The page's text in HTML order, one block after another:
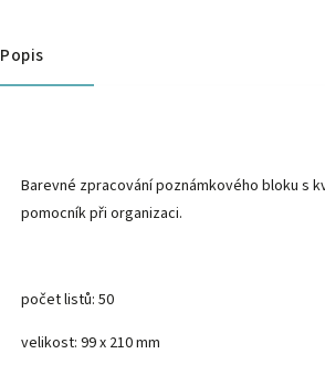
Popis
Barevné zpracování poznámkového bloku s
pomocník při organizaci.
počet listů: 50
velikost: 99 x 210 mm